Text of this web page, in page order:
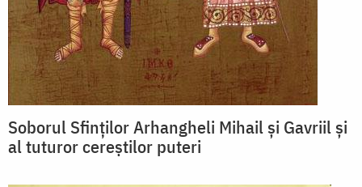
Soborul Sfinților Arhangheli Mihail și Gavriil și
al tuturor cereștilor puteri